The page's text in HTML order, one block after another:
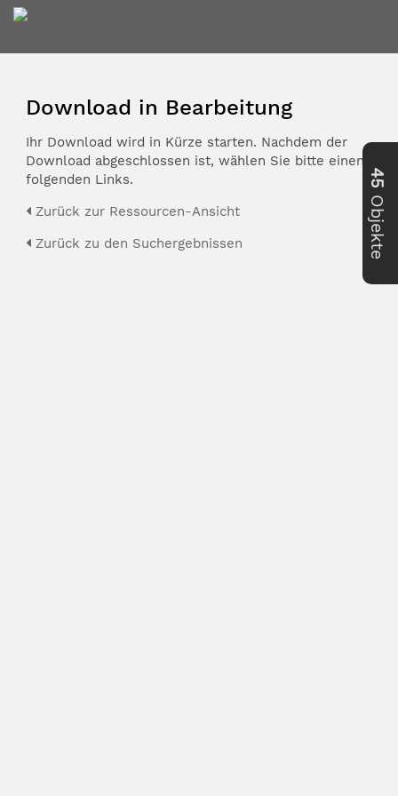
Download in Bearbeitung
Ihr Download wird in Kürze starten. Nachdem der
Download abgeschlossen ist, wählen Sie bitte einen der
folgenden Links.
Zurück zur Ressourcen-Ansicht
Zurück zu den Suchergebnissen
45
Objekte